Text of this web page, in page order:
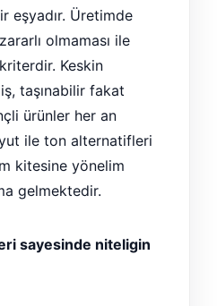
eşyadır. Üretimde
olmaması ile
kriterdir. Keskin
taşınabilir fakat
ürünler her an
ile ton alternatifleri
kitesine yönelim
gelmektedir.
sayesinde niteligin